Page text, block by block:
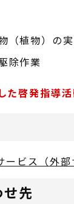
（植物）の
除作業
た啓発指導活
ビス（外部
先